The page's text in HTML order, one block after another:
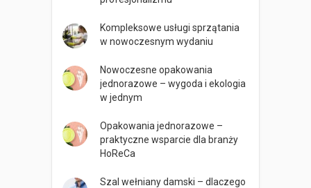
Kompleksowe usługi sprzątania
w nowoczesnym wydaniu
Nowoczesne opakowania
jednorazowe – wygoda i ekologia
w jednym
Opakowania jednorazowe –
praktyczne wsparcie dla branży
HoReCa
Szal wełniany damski – dlaczego